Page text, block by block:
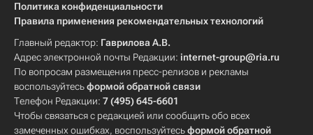
Политика конфиденциальности
Правила применения рекомендательных технологий
Главный редактор: Гаврилова А.В.
Адрес электронной почты Редакции: internet-group@ria.ru
По вопросам размещения пресс-релизов и рекламы
воспользуйтесьформой обратной связи
Телефон Редакции: 7 (495) 645-6601
Чтобы связаться с редакцией или сообщить обо всех
замеченных ошибках, воспользуйтесьформой обратной